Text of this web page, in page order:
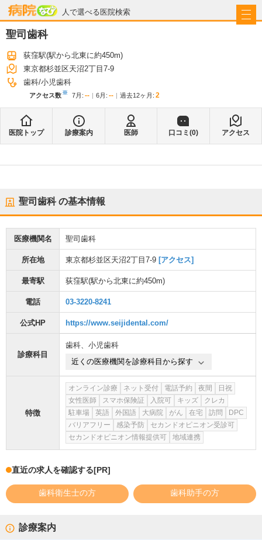
人で選べる医院検索
病院なび
聖司歯科
荻窪駅(駅から北東に約450m)
東京都杉並区天沼2丁目7-9
歯科 小児歯科
アクセス数※ 7月 : -- 6月 : -- 過去12ヶ月: 2
医院トップ 診療案内 医師 口コミ(0) アクセス
聖司歯科の基本情報
医療機関名 聖司歯科
所在地 東京都杉並区天沼2丁目7-9 [アクセス]
最寄駅 荻窪駅(駅から北東に約450m)
電話 03-3220-8241
公式HP https://www.seijidental.com/
診療科目
歯科、 小児歯科
近くの医療機関を診療科目から探す
特徴
オンライン診療 ネット受付 電話予約 夜間
日祝
女性医師
スマホ保険証 入院可 キッズ
クレカ
駐車場
英語 外国語 大病院 がん 在宅 訪問
DPC
バリアフリー
感染予防
セカンドオピニオン受診可
セカンドオピニオン情報提供可
地域連携
直近の求人を確認する[PR]
歯科衛生士の方 歯科助手の方
診療案内